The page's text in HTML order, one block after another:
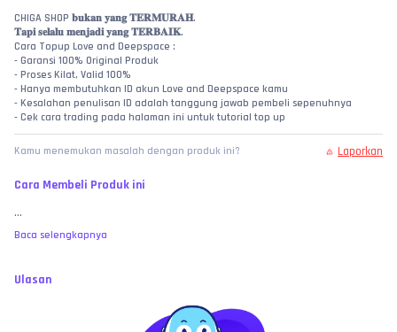
CHIGA SHOP 𝐛𝐮𝐤𝐚𝐧 𝐲𝐚𝐧𝐠 𝐓𝐄𝐑𝐌𝐔𝐑𝐀𝐇.
𝐓𝐚𝐩𝐢 𝐬𝐞𝐥𝐚𝐥𝐮 𝐦𝐞𝐧𝐣𝐚𝐝𝐢 𝐲𝐚𝐧𝐠 𝐓𝐄𝐑𝐁𝐀𝐈𝐊.
Cara Topup Love and Deepspace :
- Garansi 100% Original Produk
- Proses Kilat, Valid 100%
- Hanya membutuhkan ID akun Love and Deepspace kamu
- Kesalahan penulisan ID adalah tanggung jawab pembeli sepenuhnya
- Cek cara trading pada halaman ini untuk tutorial top up
Kamu menemukan masalah dengan produk ini? Laporkan
Cara Membeli Produk ini
...
Baca selengkapnya
Ulasan